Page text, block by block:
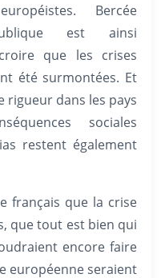
Bercée
est ainsi
que les crises
été surmontées. Et
rigueur dans les pays
sociales
restent également
français que la crise
que tout est bien qui
encore faire
européenne seraient